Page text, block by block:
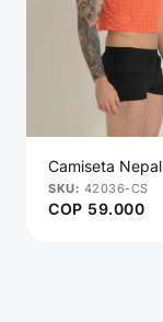
Camiseta Nepal
42036-CS
COP 59.000